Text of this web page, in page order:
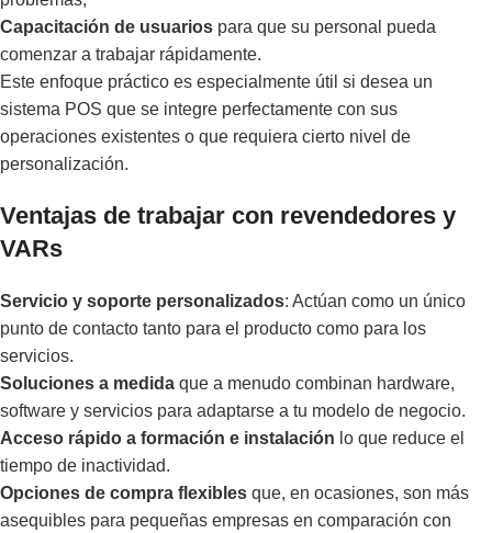
Capacitación de usuarios para que su personal pueda
comenzar a trabajar rápidamente.
Este enfoque práctico es especialmente útil si desea un
sistema POS que se integre perfectamente con sus
operaciones existentes o que requiera cierto nivel de
personalización.
Ventajas de trabajar con revendedores y
VARs
Servicio y soporte personalizados: Actúan como un único
punto de contacto tanto para el producto como para los
servicios.
Soluciones a medida que a menudo combinan hardware,
software y servicios para adaptarse a tu modelo de negocio.
Acceso rápido a formación e instalación lo que reduce el
tiempo de inactividad.
Opciones de compra flexibles que, en ocasiones, son más
asequibles para pequeñas empresas en comparación con